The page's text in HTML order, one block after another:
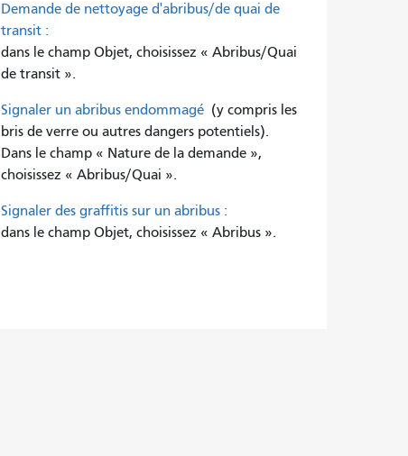
Demande de nettoyage d'abribus/de quai de
transit :
dans le champ Objet, choisissez « Abribus/Quai
de transit ».
Signaler un abribus endommagé(y compris les
bris de verre ou autres dangers potentiels).
Dans le champ « Nature de la demande »,
choisissez « Abribus/Quai ».
Signaler des graffitis sur un abribus :
dans le champ Objet, choisissez « Abribus ».